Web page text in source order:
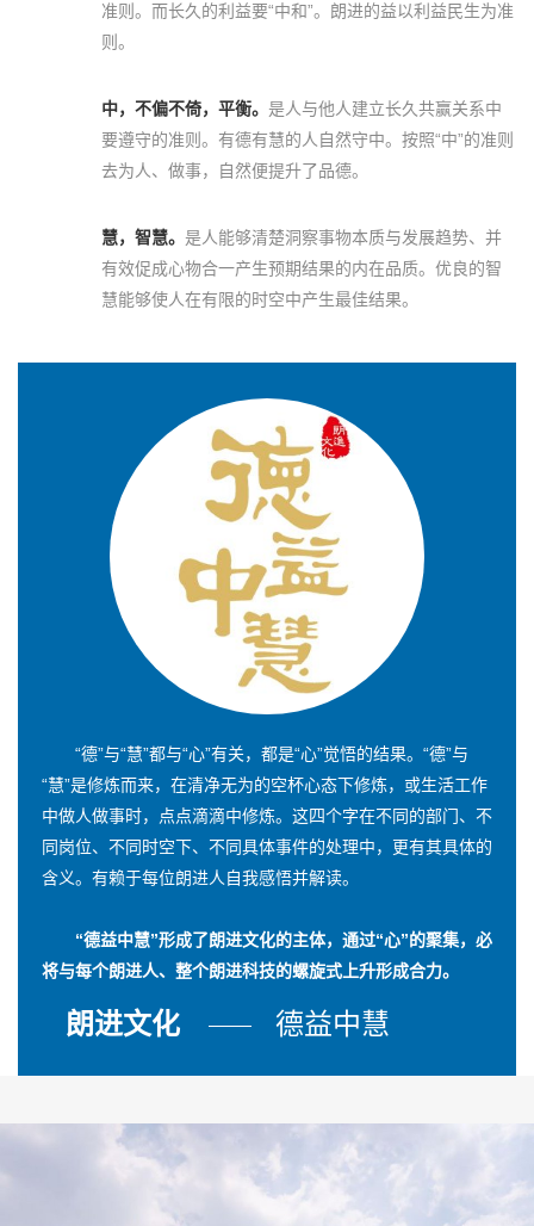
准则。而长久的利益要“中和”。朗进的益以利益民生为准
则。
中，不偏不倚，平衡。 是人与他人建立长久共赢关系中
要遵守的准则。有德有慧的人自然守中。按照“中”的准则
去为人、做事，自然便提升了品德。
慧，智慧。 是人能够清楚洞察事物本质与发展趋势、并
有效促成心物合一产生预期结果的内在品质。优良的智
慧能够使人在有限的时空中产生最佳结果。
“德”与“慧”都与“心”有关，都是“心”觉悟的结果。“德”与
“慧”是修炼而来，在清净无为的空杯心态下修炼，或生活工作
中做人做事时，点点滴滴中修炼。这四个字在不同的部门、不
同岗位、不同时空下、不同具体事件的处理中，更有其具体的
含义。有赖于每位朗进人自我感悟并解读。
“德益中慧”形成了朗进文化的主体，通过“心”的聚集，必
将与每个朗进人、整个朗进科技的螺旋式上升形成合力。
朗进文化 德益中慧